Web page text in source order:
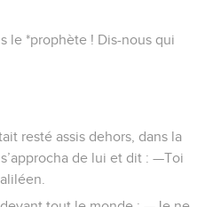
le *prophète ! Dis-nous qui
resté assis dehors, dans la
de lui et dit : —Toi